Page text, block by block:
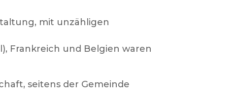
mit unzähligen
Frankreich und Belgien waren
seitens der Gemeinde